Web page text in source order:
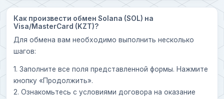
Как произвести обмен Solana (SOL) на
Visa/MasterCard (KZT)?
Для обмена вам необходимо выполнить несколько
шагов:
1. Заполните все поля представленной формы. Нажмите
кнопку «Продолжить».
2. Ознакомьтесь с условиями договора на оказание